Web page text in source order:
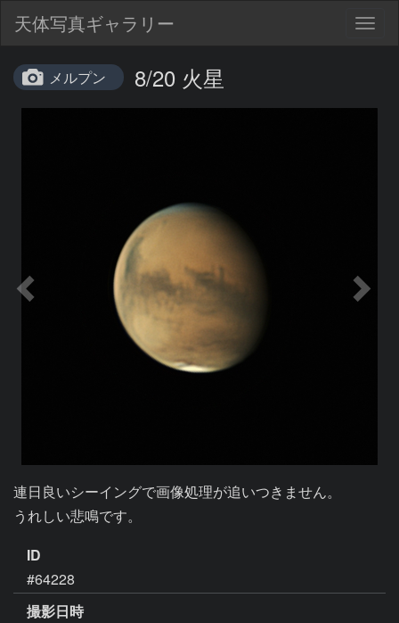
天体写真ギャラリー
メルプン 8/20 火星
連日良いシーイングで画像処理が追いつきません。
うれしい悲鳴です。
ID
#64228
撮影日時